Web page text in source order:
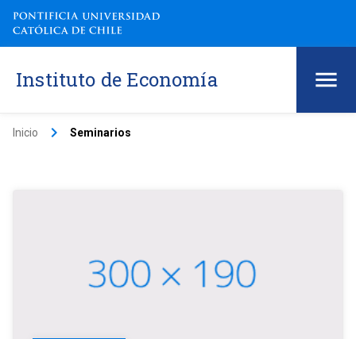
Instituto de Economía
Inicio keyboard_arrow_right Seminarios